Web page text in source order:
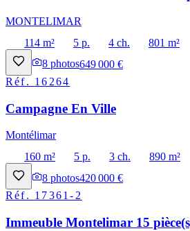
MONTELIMAR
114 m²
5 p. 4 ch.
801 m²
8 photos649 000 €
Réf. 16264
Campagne En Ville
Montélimar
160 m²
5 p. 3 ch.
890 m²
8 photos420 000 €
Réf. 17361-2
Immeuble Montelimar 15